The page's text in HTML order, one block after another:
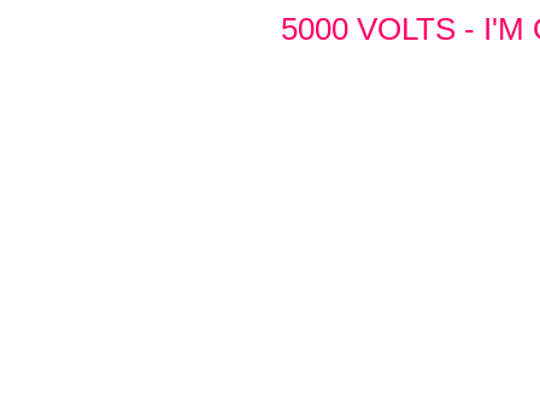
5000 VOLTS - I'M